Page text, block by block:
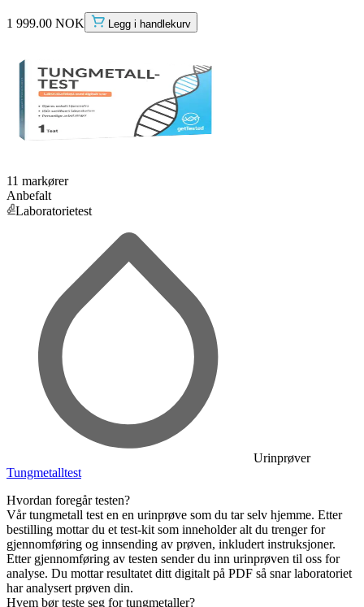
1 999.00 NOK Legg i handlekurv
11 markører
Anbefalt
Laboratorietest
Urinprøver
Tungmetalltest
Hvordan foregår testen?
Vår tungmetall test en en urinprøve som du tar selv hjemme. Etter
bestilling mottar du et test-kit som inneholder alt du trenger for
gjennomføring og innsending av prøven, inkludert instruksjoner.
Etter gjennomføring av testen sender du inn urinprøven til oss for
analyse. Du mottar resultatet ditt digitalt på PDF så snar laboratoriet
har analysert prøven din.
Hvem bør teste seg for tungmetaller?